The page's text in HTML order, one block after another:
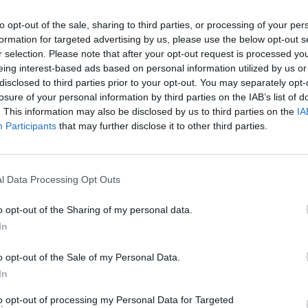
opt-out of the sale, sharing to third parties, or processing of your
for targeted advertising by us, please use the below opt-out
selection. Please note that after your opt-out request is processed
interest-based ads based on personal information utilized by us
to third parties prior to your opt-out. You may separately
of your personal information by third parties on the IAB’s list of
This information may also be disclosed by us to third parties on the
Participants that may further disclose it to other third parties.
Data Processing Opt Outs
opt-out of the Sharing of my personal data.
opt-out of the Sale of my Personal Data.
opt-out of processing my Personal Data for Targeted
“Nuk më bëhet vonë
ashpër me Mozën, Iliri
situatën: Nisi si një
schedule 23:28 / 25/05/2026
por nuk
Kryemadhi: Nuk
‘tha do divorcohem’!
Mimoza Ahmeti bën
dhe jeta më pëlqen e
schedule 10:36 / 18/04/2026